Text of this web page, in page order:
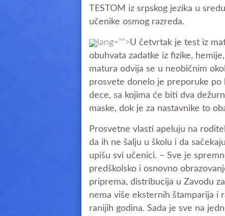
TESTOM iz srpskog jezika u
učenike osmog razreda.
lang=””>U četvrtak je test iz
obuhvata zadatke iz fizike,
matura odvija se u neobičnim
prosvete donelo je preporuke
dece, sa kojima će biti dva
maske, dok je za nastavnike to
Prosvetne vlasti apeluju na
da ih ne šalju u školu i da
upišu svi učenici. – Sve je
predškolsko i osnovno
priprema, distribucija u Zavodu
nema više eksternih štamparija i
ranijih godina. Sada je sve na